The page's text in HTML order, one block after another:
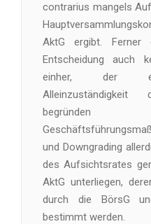
contrarius mangels
AktG ergibt.
Entscheidung auch
einher, der
Alleinzuständigkeit
und Downgrading
des Aufsichtsrates
AktG unterliegen,
durch die BörsG
bestimmt werden.